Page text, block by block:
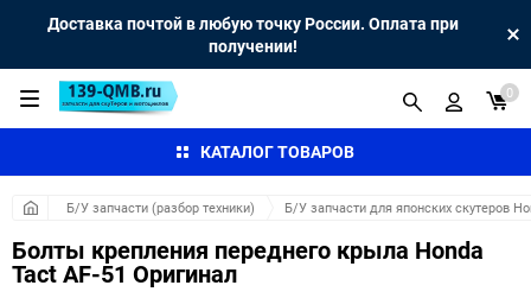
Доставка почтой в любую точку России. Оплата при
получении!
КАТАЛОГ ТОВАРОВ
0
Б/У запчасти (разбор техники) Б/У запчасти для японских скутеров
Болты крепления переднего крыла Honda
Tact AF-51 Оригинал